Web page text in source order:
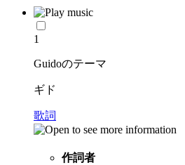
1
Guidoのテーマ
ギド
歌詞
作詞者